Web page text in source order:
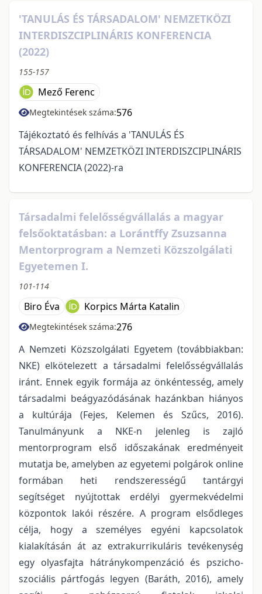
'TANULÁS ÉS TÁRSADALOM' NEMZETKÖZI
INTERDISZCIPLINÁRIS KONFERENCIA
(2022)
155-157
Mező Ferenc
Megtekintések száma:576
Tájékoztató és felhívás a 'TANULÁS ÉS
TÁRSADALOM' NEMZETKÖZI INTERDISZCIPLINÁRIS
KONFERENCIA (2022)-ra
Társadalmi felelősségvállalás a magyar
felsőoktatásban: a Lorántffy Zsuzsanna
Mentorprogram a Nemzeti Közszolgálati
Egyetemen I.
101-114
Biro Éva Korpics Márta Katalin
Megtekintések száma:276
A Nemzeti Közszolgálati Egyetem (továbbiakban:
NKE) elkötelezett a társadalmi felelősségvállalás
iránt. Ennek egyik formája az önkéntesség, amely
társadalmi beágyazódásának hazánkban hiányos
a kultúrája (Fejes, Kelemen és Szűcs, 2016).
Tanulmányunk a NKE-n jelenleg is zajló
mentorprogram első időszakának eredményeit
mutatja be, amelyben az egyetemi polgárok online
formában heti rendszerességű tantárgyi
segítséget nyújtottak erdélyi gyermekvédelmi
központok lakói részére. A program elsődleges
célja, hogy a személyes egyéni kapcsolatok
kialakításán át az extrakurrikuláris tevékenység
egy olyasfajta hátránykompenzáció és pszicho-
szociális pártfogás legyen (Baráth, 2016), amely